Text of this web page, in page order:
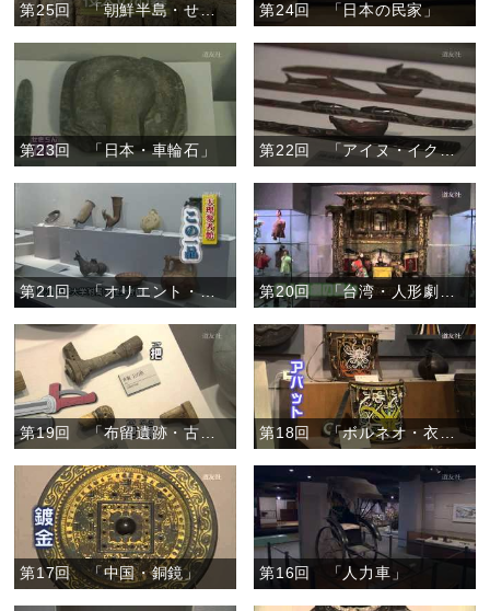
第25回 「朝鮮半島・せん室墓」 第24回 「日本の民家」
第23回 「日本・車輪石」 第22回 「アイヌ・イクパスイ」
第21回 「オリエント・注口土器とリュトン」 第20回 「台湾・人形劇の人形」
第17回 「中国・銅鏡」 第16回 「人力車」